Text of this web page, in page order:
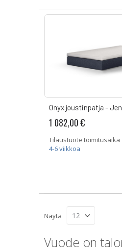
Onyx joustinpatja -
1 082,00 €
Tilaustuote toimitusaika
4-6 viikkoa
Näytä
Vuode on